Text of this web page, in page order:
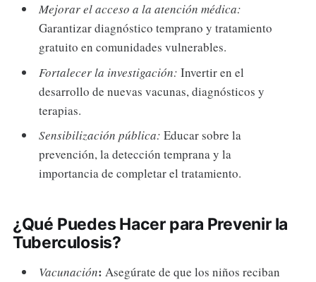
Mejorar el acceso a la atención médica:
Garantizar diagnóstico temprano y tratamiento
gratuito en comunidades vulnerables.
Fortalecer la investigación: Invertir en el
desarrollo de nuevas vacunas, diagnósticos y
terapias.
Sensibilización pública:Educar sobre la
prevención, la detección temprana y la
importancia de completar el tratamiento.
¿Qué Puedes Hacer para Prevenir la
Tuberculosis?
Vacunación: Asegúrate de que los niños reciban